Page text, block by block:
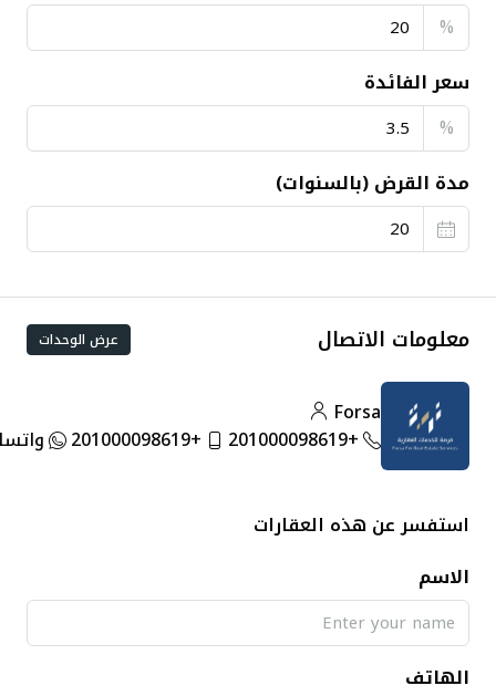
سعر الفائدة
مدة القرض (بالسنوات)
معلومات الاتصال عرض الوحدات
Forsa
+201000098619
+201000098619 واتساب
استفسر عن هذه العقارات
الاسم
الهاتف